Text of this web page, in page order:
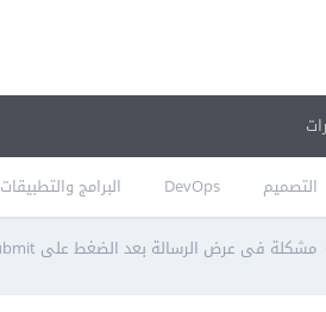
التصميم DevOps البرامج والتطبيقات
مشكلة فى عرض الرسالة بعد الضغط على submit